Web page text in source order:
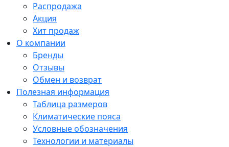
Распродажа
Акция
Хит продаж
О компании
Бренды
Отзывы
Обмен и возврат
Полезная информация
Таблица размеров
Климатические пояса
Условные обозначения
Технологии и материалы